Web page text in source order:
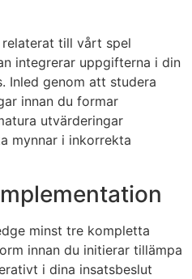
till vårt spel
integrerar uppgifterna i din
Inled genom att studera
innan du formar
utvärderingar
mynnar i inkorrekta
minst tre kompletta
innan du initierar tillämpa
i dina insatsbeslut